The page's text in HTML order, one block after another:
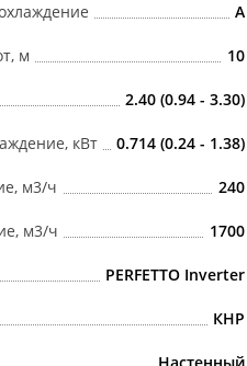
A
м 10
2.40 (0.94 - 3.30)
кВт 0.714 (0.24 - 1.38)
м3/ч 240
м3/ч 1700
PERFETTO Inverter
КНР